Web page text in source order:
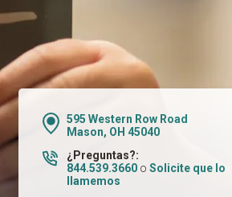
595 Western Row Road
Mason, OH 45040
¿Preguntas?:
844.539.3660 o Solicite que lo
llamemos